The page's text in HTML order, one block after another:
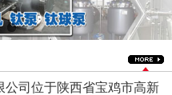
司位于陕西省宝鸡市高新